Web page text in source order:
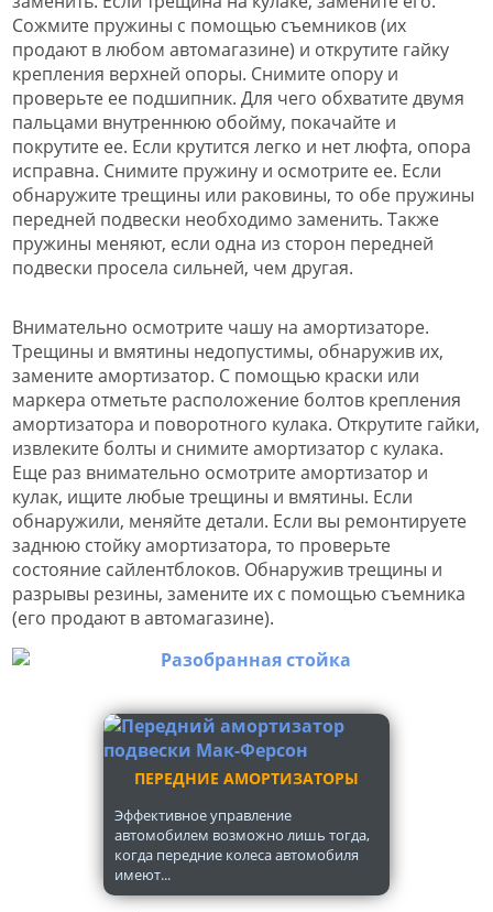
Сожмите пружины с помощью съемников (их
продают в любом автомагазине) и открутите гайку
крепления верхней опоры. Снимите опору и
проверьте ее подшипник. Для чего обхватите двумя
пальцами внутреннюю обойму, покачайте и
покрутите ее. Если крутится легко и нет люфта, опора
исправна. Снимите пружину и осмотрите ее. Если
обнаружите трещины или раковины, то обе пружины
передней подвески необходимо заменить. Также
пружины меняют, если одна из сторон передней
подвески просела сильней, чем другая.
Внимательно осмотрите чашу на амортизаторе.
Трещины и вмятины недопустимы, обнаружив их,
замените амортизатор. С помощью краски или
маркера отметьте расположение болтов крепления
амортизатора и поворотного кулака. Открутите гайки,
извлеките болты и снимите амортизатор с кулака.
Еще раз внимательно осмотрите амортизатор и
кулак, ищите любые трещины и вмятины. Если
обнаружили, меняйте детали. Если вы ремонтируете
заднюю стойку амортизатора, то проверьте
состояние сайлентблоков. Обнаружив трещины и
разрывы резины, замените их с помощью съемника
(его продают в автомагазине).
ПЕРЕДНИЕ АМОРТИЗАТОРЫ
Эффективное управление
автомобилем возможно лишь тогда,
когда передние колеса автомобиля
имеют...